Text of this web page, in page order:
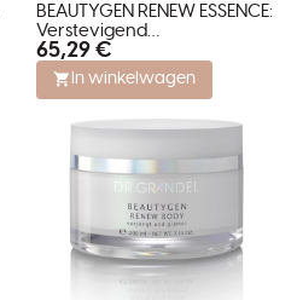
BEAUTYGEN RENEW ESSENCE:
Verstevigend
verzorgingsconcentraat
65,29 €
In winkelwagen